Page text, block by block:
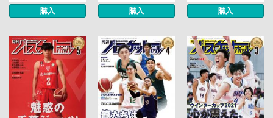
購入 購入 購入